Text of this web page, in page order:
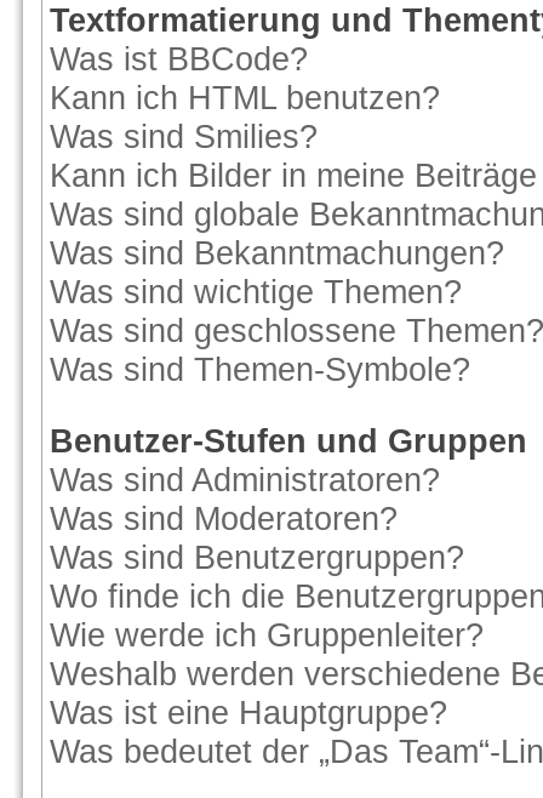
Textformatierung und
Was ist BBCode?
Kann ich HTML benutzen?
Was sind Smilies?
Kann ich Bilder in meine
Was sind globale
Was sind Bekanntmachungen?
Was sind wichtige Themen?
Was sind geschlossene Themen?
Was sind Themen-Symbole?
Benutzer-Stufen und Gruppen
Was sind Administratoren?
Was sind Moderatoren?
Was sind Benutzergruppen?
Wo finde ich die
Wie werde ich Gruppenleiter?
Weshalb werden verschiedene
Was ist eine Hauptgruppe?
Was bedeutet der „Das Team“-